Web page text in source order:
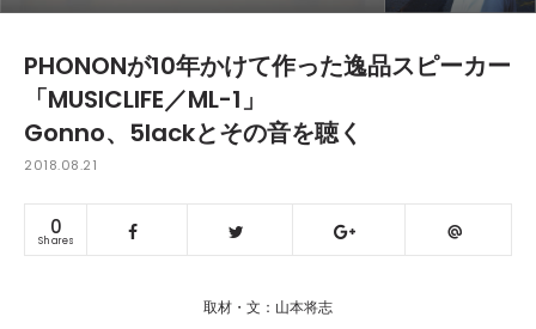
PHONONが10年かけて作った逸品スピーカー
「MUSICLIFE／ML-1」
Gonno、5lackとその音を聴く
2018.08.21
0
Shares
取材・文：山本将志